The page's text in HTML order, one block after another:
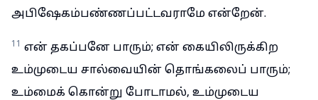
அபிஷேகம்பண்ணப்பட்டவராமே என்றேன்.
11 என் தகப்பனே பாரும்; என் கையிலிருக்கிற
உம்முடைய சால்வையின் தொங்கலைப் பாரும்;
உம்மைக் கொன்று போடாமல், உம்முடைய